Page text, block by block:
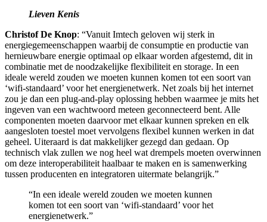
Lieven Kenis
Christof De Knop: “Vanuit Imtech geloven wij sterk in
energiegemeenschappen waarbij de consumptie en productie van
hernieuwbare energie optimaal op elkaar worden afgestemd, dit in
combinatie met de noodzakelijke flexibiliteit en storage. In een
ideale wereld zouden we moeten kunnen komen tot een soort van
‘wifi-standaard’ voor het energienetwerk. Net zoals bij het internet
zou je dan een plug-and-play oplossing hebben waarmee je mits het
ingeven van een wachtwoord meteen geconnecteerd bent. Alle
componenten moeten daarvoor met elkaar kunnen spreken en elk
aangesloten toestel moet vervolgens flexibel kunnen werken in dat
geheel. Uiteraard is dat makkelijker gezegd dan gedaan. Op
technisch vlak zullen we nog heel wat drempels moeten overwinnen
om deze interoperabiliteit haalbaar te maken en is samenwerking
tussen producenten en integratoren uitermate belangrijk.”
“In een ideale wereld zouden we moeten kunnen
komen tot een soort van ‘wifi-standaard’ voor het
energienetwerk.”